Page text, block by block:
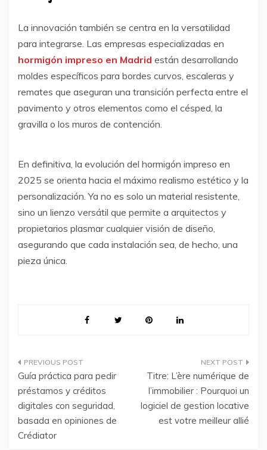
La innovación también se centra en la versatilidad
para integrarse. Las empresas especializadas en
hormigón impreso en Madrid están desarrollando
moldes específicos para bordes curvos, escaleras y
remates que aseguran una transición perfecta entre el
pavimento y otros elementos como el césped, la
gravilla o los muros de contención.
En definitiva, la evolución del hormigón impreso en
2025 se orienta hacia el máximo realismo estético y la
personalización. Ya no es solo un material resistente,
sino un lienzo versátil que permite a arquitectos y
propietarios plasmar cualquier visión de diseño,
asegurando que cada instalación sea, de hecho, una
pieza única.
Navegación
de
entradas
Guía práctica para pedir
préstamos y créditos
digitales con seguridad,
basada en opiniones de
Crédiator
Titre: L’ère numérique de
l’immobilier : Pourquoi un
logiciel de gestion locative
est votre meilleur allié